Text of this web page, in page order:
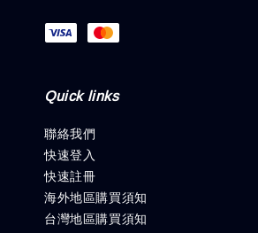
Quick links
聯絡我們
快速登入
快速註冊
海外地區購買須知
台灣地區購買須知